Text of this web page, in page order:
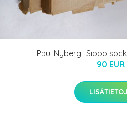
Paul Nyberg : Sibbo
90 EUR